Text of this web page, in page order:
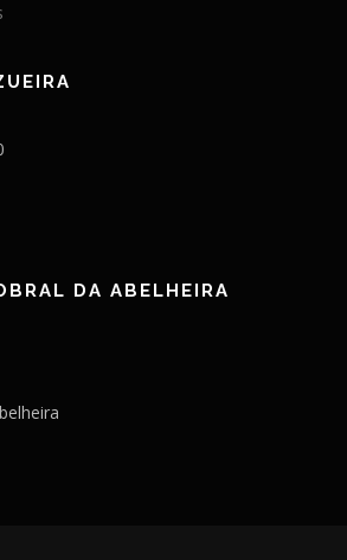
DA ABELHEIRA